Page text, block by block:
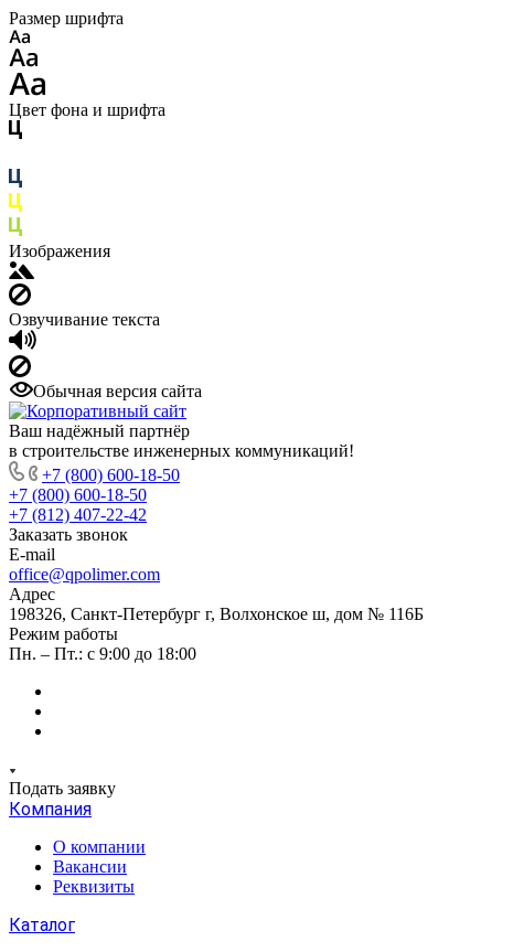
Размер шрифта
Цвет фона и шрифта
Изображения
Озвучивание текста
Обычная версия сайта
Ваш надёжный партнёр
в строительстве инженерных коммуникаций!
+7 (800) 600-18-50
+7 (800) 600-18-50
+7 (812) 407-22-42
Заказать звонок
E-mail
office@qpolimer.com
Адрес
198326, Санкт-Петербург г, Волхонское ш, дом № 116Б
Режим работы
Пн. – Пт.: с 9:00 до 18:00
Подать заявку
Компания
О компании
Вакансии
Реквизиты
Каталог